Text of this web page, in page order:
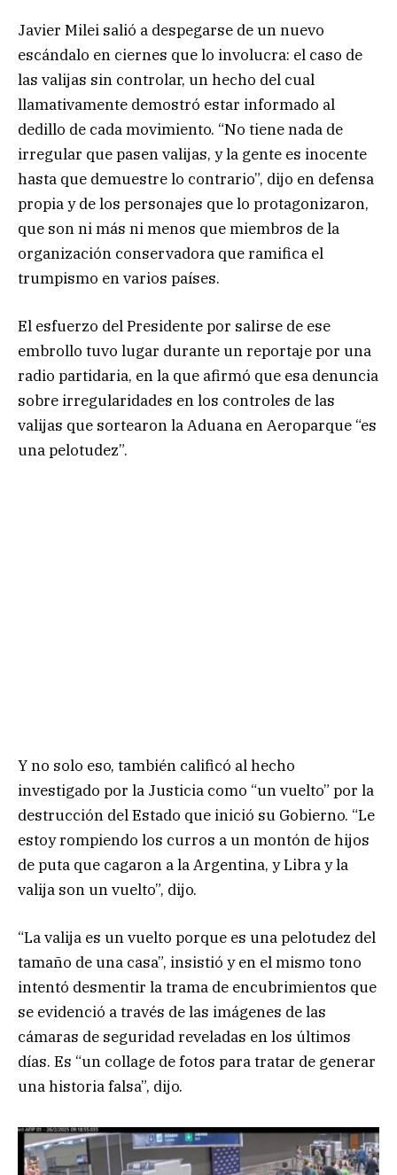
Javier Milei salió a despegarse de un nuevo
escándalo en ciernes que lo involucra: el caso de
las valijas sin controlar, un hecho del cual
llamativamente demostró estar informado al
dedillo de cada movimiento. “No tiene nada de
irregular que pasen valijas, y la gente es inocente
hasta que demuestre lo contrario”, dijo en defensa
propia y de los personajes que lo protagonizaron,
que son ni más ni menos que miembros de la
organización conservadora que ramifica el
trumpismo en varios países.
El esfuerzo del Presidente por salirse de ese
embrollo tuvo lugar durante un reportaje por una
radio partidaria, en la que afirmó que esa denuncia
sobre irregularidades en los controles de las
valijas que sortearon la Aduana en Aeroparque “es
una pelotudez”.
Y no solo eso, también calificó al hecho
investigado por la Justicia como “un vuelto” por la
destrucción del Estado que inició su Gobierno. “Le
estoy rompiendo los curros a un montón de hijos
de puta que cagaron a la Argentina, y Libra y la
valija son un vuelto”, dijo.
“La valija es un vuelto porque es una pelotudez del
tamaño de una casa”, insistió y en el mismo tono
intentó desmentir la trama de encubrimientos que
se evidenció a través de las imágenes de las
cámaras de seguridad reveladas en los últimos
días. Es “un collage de fotos para tratar de generar
una historia falsa”, dijo.